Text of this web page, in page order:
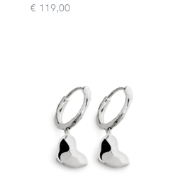
€ 119,00